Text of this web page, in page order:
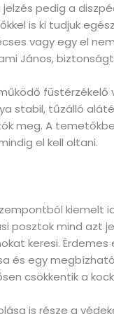
pedig a
is ki tudjuk
vagy egy el
János,
stabil, tűzálló
meg. A
el kell oltani.
kiemelt
mind azt
keresi.
és egy
csökkentik a
is része a